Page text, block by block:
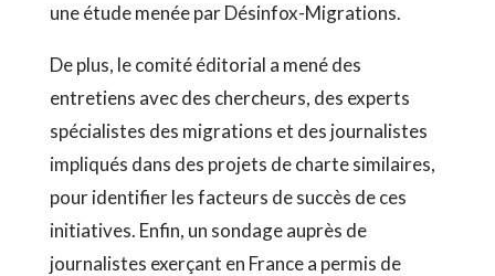
une étude menée par Désinfox-Migrations.
De plus, le comité éditorial a mené des
entretiens avec des chercheurs, des experts
spécialistes des migrations et des journalistes
impliqués dans des projets de charte similaires,
pour identifier les facteurs de succès de ces
initiatives. Enfin, un sondage auprès de
journalistes exerçant en France a permis de